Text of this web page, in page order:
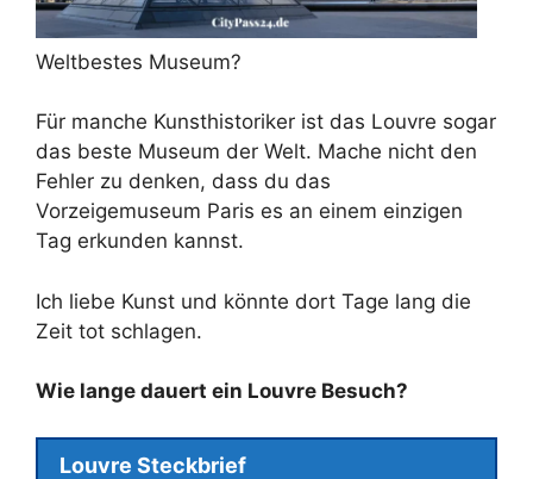
Weltbestes Museum?
Für manche Kunsthistoriker ist das Louvre sogar
das beste Museum der Welt. Mache nicht den
Fehler zu denken, dass du das
Vorzeigemuseum Paris es an einem einzigen
Tag erkunden kannst.
Ich liebe Kunst und könnte dort Tage lang die
Zeit tot schlagen.
Wie lange dauert ein Louvre Besuch?
Louvre Steckbrief